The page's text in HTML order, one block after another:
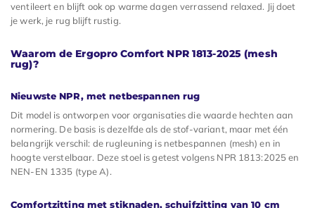
ventileert en blijft ook op warme dagen verrassend relaxed. Jij doet
je werk, je rug blijft rustig.
Waarom de Ergopro Comfort NPR 1813-2025 (mesh
rug)?
Nieuwste NPR, met netbespannen rug
Dit model is ontworpen voor organisaties die waarde hechten aan
normering. De basis is dezelfde als de stof-variant, maar met één
belangrijk verschil: de rugleuning is netbespannen (mesh) en in
hoogte verstelbaar. Deze stoel is getest volgens NPR 1813:2025 en
NEN-EN 1335 (type A).
Comfortzitting met stiknaden, schuifzitting van 10 cm